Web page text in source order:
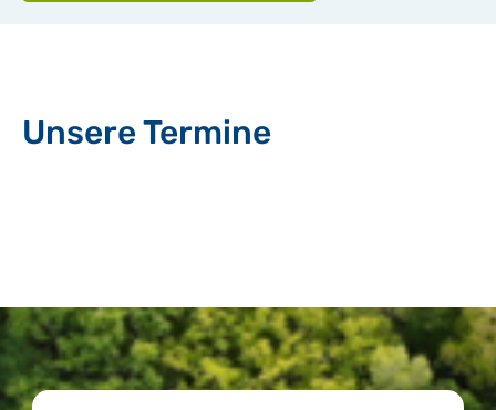
Unsere Termine